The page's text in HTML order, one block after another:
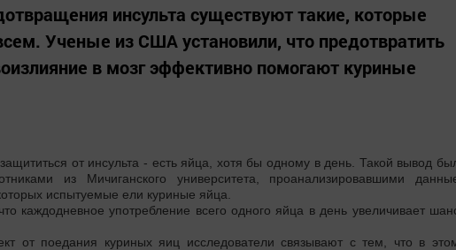
инсульта существуют такие, которые
Ученые из США установили, что предотвратить
в мозг эффективно помогают куриные
от инсульта - есть яйца, хотя бы одному в день. Такой вывод
из Мичиганского университета, проанализировавшими
испытуемые ели куриные яйца.
каждодневное употребление всего одного яйца в день увеличивает
от поедания куриных яиц исследователи связывают с тем, что в